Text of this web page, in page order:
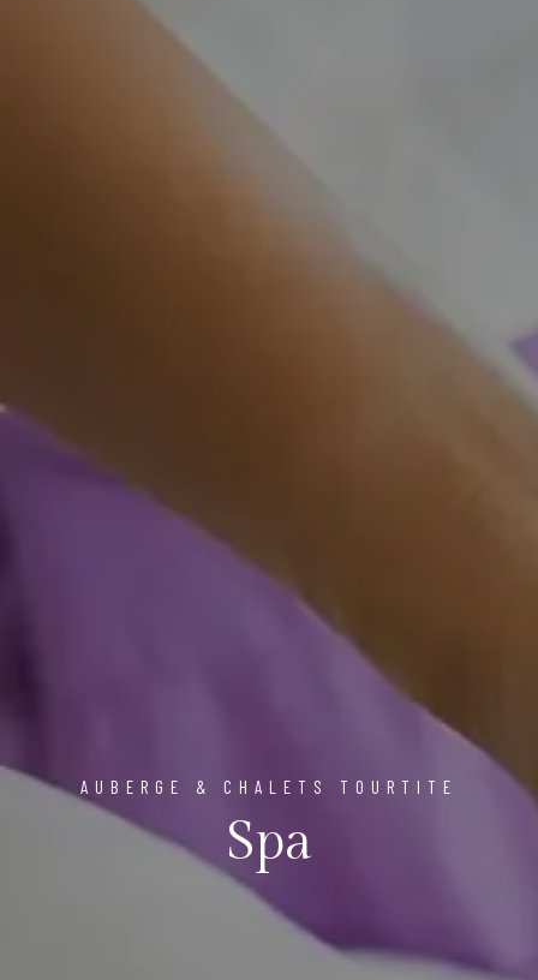
AUBERGE & CHALETS TOURTITE
Spa